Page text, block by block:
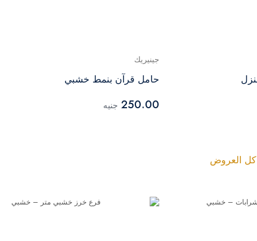
جينيريك
حامل قرآن بنمط خشبي
250.00 جنيه
العروض